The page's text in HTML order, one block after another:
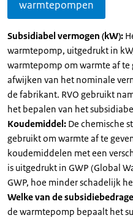
warmtepompen
Subsidiabel vermogen (kW):
warmtepomp, uitgedrukt in
warmtepomp om warmte af te
afwijken van het nominale
de fabrikant. RVO gebruikt
het bepalen van het
Koudemiddel: De chemische
gebruikt om warmte af te
koudemiddelen met een
is uitgedrukt in GWP (Global
GWP, hoe minder schadelijk
Welke van de
de warmtepomp bepaalt het